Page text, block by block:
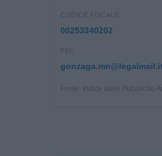
CODICE FISCALE
00253340202
PEC
Fonte: Indice delle Pubbliche